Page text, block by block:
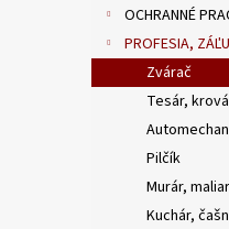
OCHRANNÉ
PROFESIA,
Zvárač
Tesár,
Pilčík
Murár, maliar
Kuchár,